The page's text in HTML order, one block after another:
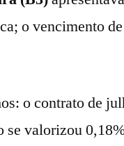
o vencimento
o contrato de
se valorizou